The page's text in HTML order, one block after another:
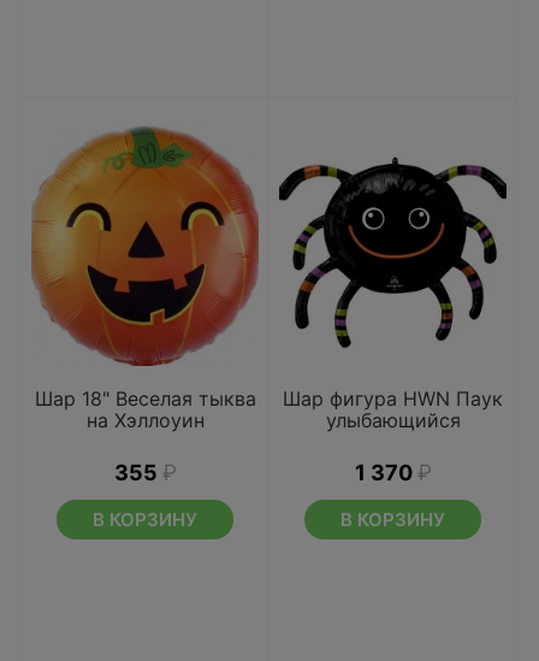
Шар 18" Веселая тыква
на Хэллоуин
355 ₽
В КОРЗИНУ
Шар фигура HWN Паук
улыбающийся
1 370 ₽
В КОРЗИНУ